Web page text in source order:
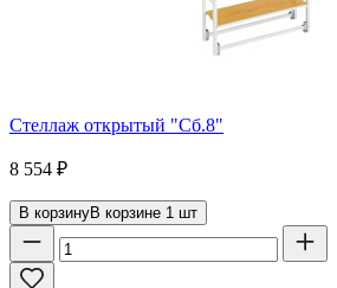
Стеллаж открытый "Сб.8"
8 554 ₽
В корзинуВ корзине 1 шт